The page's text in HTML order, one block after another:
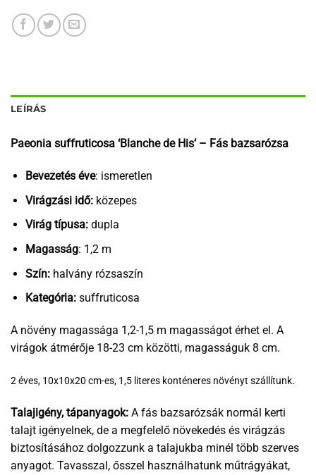
LEÍRÁS
Paeonia suffruticosa ‘Blanche de His’ – Fás bazsarózsa
Bevezetés éve: ismeretlen
Virágzási idő:közepes
Virág típusa:dupla
Magasság: 1,2 m
Szín: halvány rózsaszín
Kategória: suffruticosa
A növény magassága 1,2-1,5 m magasságot érhet el. A
virágok átmérője 18-23 cm közötti, magasságuk 8 cm.
2 éves, 10x10x20 cm-es, 1,5 literes konténeres növényt szállítunk.
Talajigény, tápanyagok: A fás bazsarózsák normál kerti
talajt igényelnek, de a megfelelő növekedés és virágzás
biztosításához dolgozzunk a talajukba minél több szerves
anyagot. Tavasszal, ősszel használhatunk műtrágyákat,